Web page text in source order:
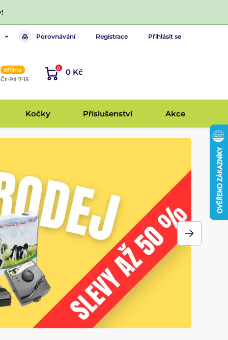
Porovnávání Registrace Přihlásit se
offline
Pá 7-15
0 0 Kč
Kočky Příslušenství Akce